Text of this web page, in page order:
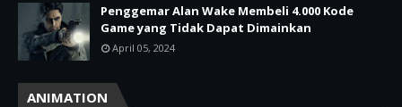
Penggemar Alan Wake Membeli 4.000 Kode
Game yang Tidak Dapat Dimainkan
April 05, 2024
ANIMATION